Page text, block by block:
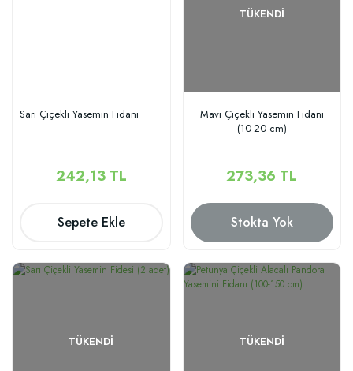
Sarı Çiçekli Yasemin Fidanı
242,13 TL
Sepete Ekle
TÜKENDI
Mavi Çiçekli Yasemin Fidanı
(10-20 cm)
273,36 TL
Stokta Yok
TÜKENDI TÜKENDI